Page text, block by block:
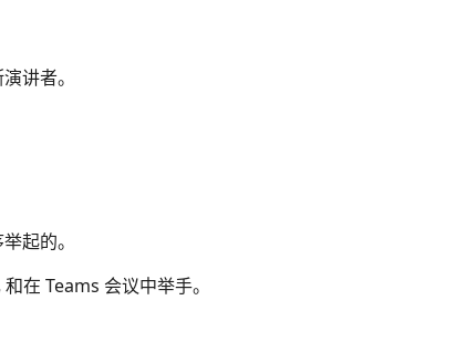
讲者。
起的。
在 Teams 会议中举手。